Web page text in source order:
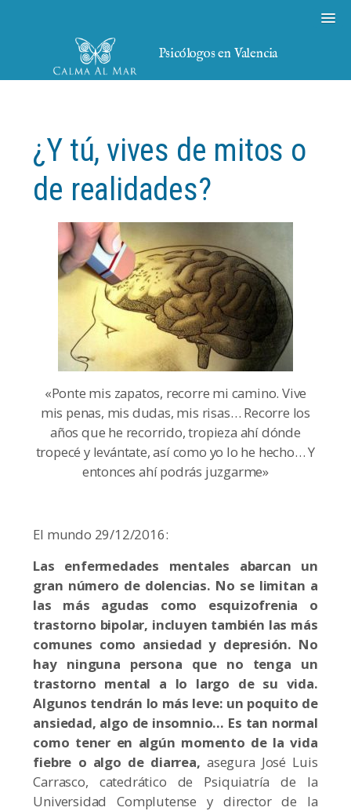
Psicólogos en Valencia
¿Y tú, vives de mitos o
de realidades?
«Ponte mis zapatos, recorre mi camino. Vive
mis penas, mis dudas, mis risas… Recorre los
años que he recorrido, tropieza ahí dónde
tropecé y levántate, así como yo lo he hecho… Y
entonces ahí podrás juzgarme»
El mundo 29/12/2016:
Las enfermedades mentales abarcan un
gran número de dolencias. No se limitan a
las más agudas como esquizofrenia o
trastorno bipolar, incluyen también las más
comunes como ansiedad y depresión. No
hay ninguna persona que no tenga un
trastorno mental a lo largo de su vida.
Algunos tendrán lo más leve: un poquito de
ansiedad, algo de insomnio… Es tan normal
como tener en algún momento de la vida
fiebre o algo de diarrea, asegura José Luis
Carrasco, catedrático de Psiquiatría de la
Universidad Complutense y director de la